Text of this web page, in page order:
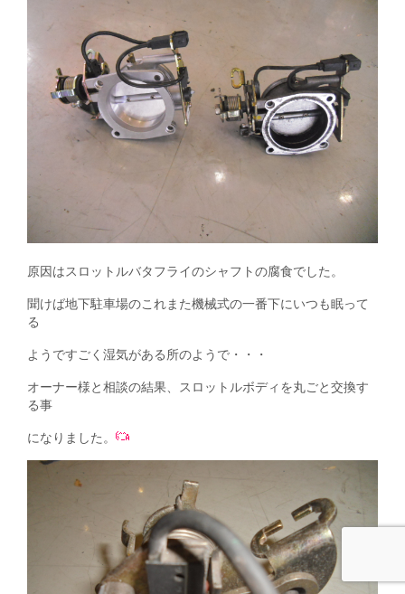
原因はスロットルバタフライのシャフトの腐食でした。
聞けば地下駐車場のこれまた機械式の一番下にいつも眠って
る
ようですごく湿気がある所のようで・・・
オーナー様と相談の結果、スロットルボディを丸ごと交換す
る事
になりました。